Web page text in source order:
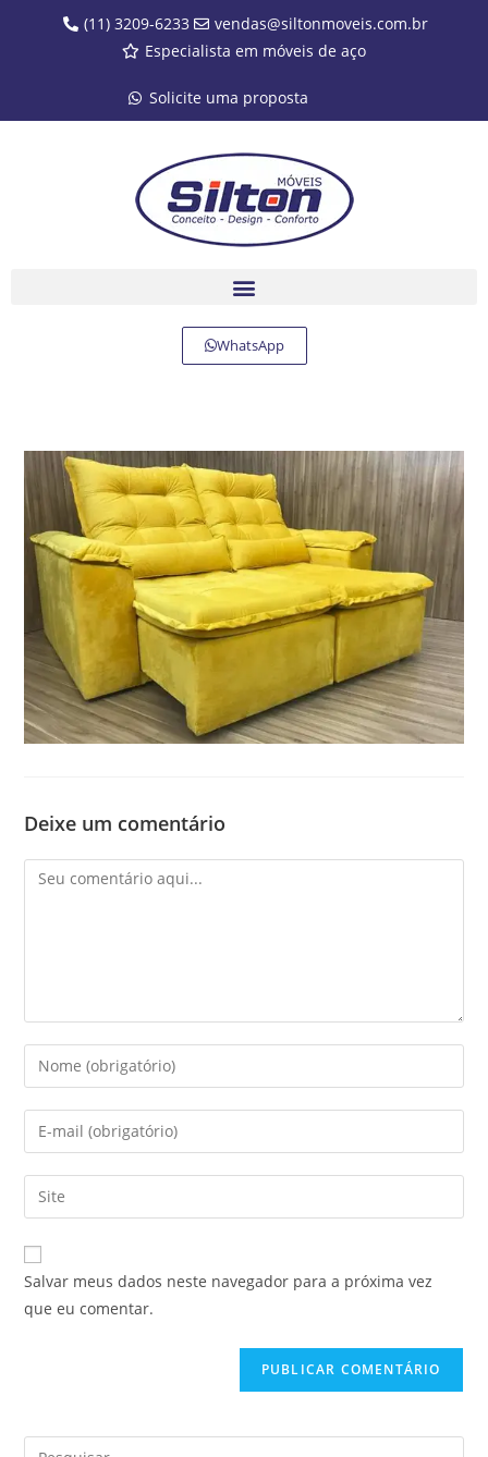
(11) 3209-6233
vendas@siltonmoveis.com.br
Especialista em móveis de aço
Solicite uma proposta
WhatsApp
Deixe um comentário
Salvar meus dados neste navegador para a próxima vez
que eu comentar.